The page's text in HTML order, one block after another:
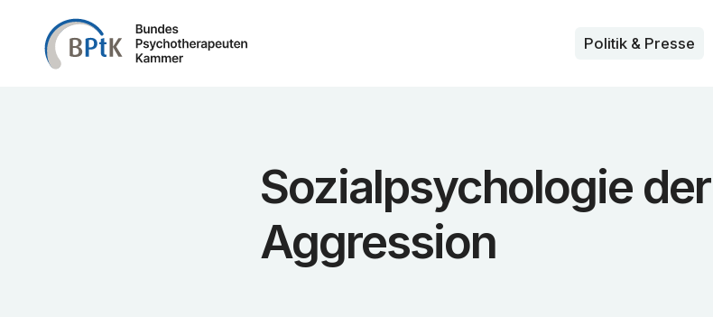
Zum Inhalt springen
Politik & Presse
Sozialpsychologie der
Aggression